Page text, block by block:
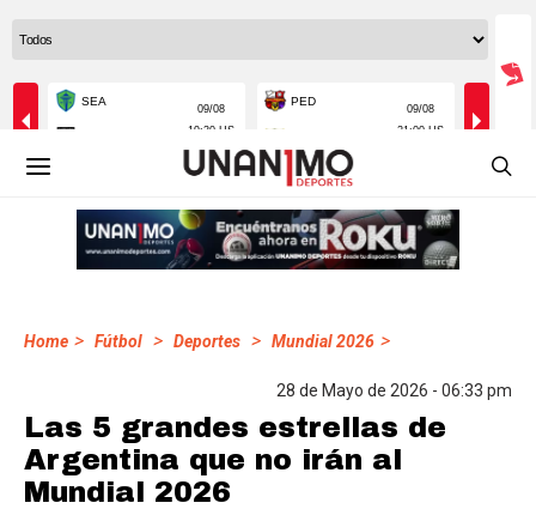
Home > Fútbol > Deportes > Mundial 2026 >
28 de Mayo de 2026 - 06:33 pm
Las 5 grandes estrellas de
Argentina que no irán al
Mundial 2026